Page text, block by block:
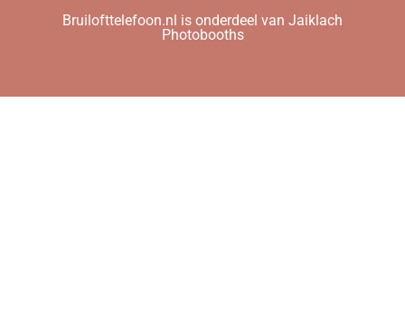
Bruilofttelefoon.nl is onderdeel van Jaiklach
Photobooths